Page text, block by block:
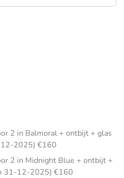
2 in Balmoral + ontbijt + glas
2025) €160
2 in Midnight Blue + ontbijt +
31-12-2025) €160